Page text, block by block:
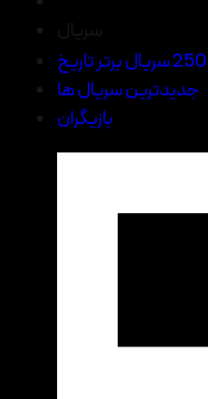
250 سریال برتر تاریخ
جدیدترین سریال ها
بازیگران